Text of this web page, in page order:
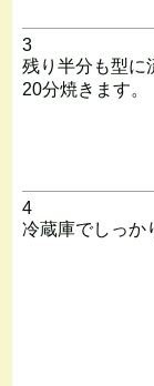
3
残り半分も型に
20分焼きます。
4
冷蔵庫でしっか